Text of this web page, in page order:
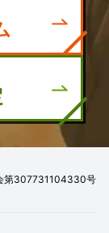
第307731104330号